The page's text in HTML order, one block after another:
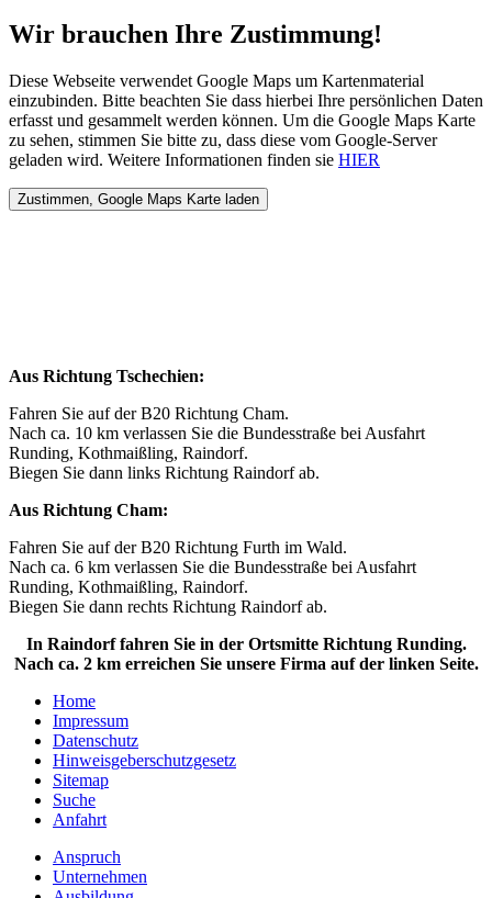
Wir brauchen Ihre Zustimmung!
Diese Webseite verwendet Google Maps um Kartenmaterial
einzubinden. Bitte beachten Sie dass hierbei Ihre persönlichen Daten
erfasst und gesammelt werden können. Um die Google Maps Karte
zu sehen, stimmen Sie bitte zu, dass diese vom Google-Server
geladen wird. Weitere Informationen finden sie HIER
Aus Richtung Tschechien:
Fahren Sie auf der B20 Richtung Cham.
Nach ca. 10 km verlassen Sie die Bundesstraße bei Ausfahrt
Runding, Kothmaißling, Raindorf.
Biegen Sie dann links Richtung Raindorf ab.
Aus Richtung Cham:
Fahren Sie auf der B20 Richtung Furth im Wald.
Nach ca. 6 km verlassen Sie die Bundesstraße bei Ausfahrt
Runding, Kothmaißling, Raindorf.
Biegen Sie dann rechts Richtung Raindorf ab.
In Raindorf fahren Sie in der Ortsmitte Richtung Runding.
Nach ca. 2 km erreichen Sie unsere Firma auf der linken Seite.
Home
Impressum
Datenschutz
Hinweisgeber­­schutzgesetz
Sitemap
Suche
Anfahrt
Anspruch
Unternehmen